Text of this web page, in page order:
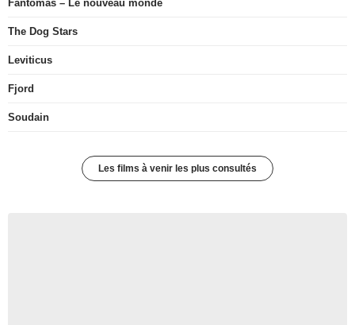
Fantômas – Le nouveau monde
The Dog Stars
Leviticus
Fjord
Soudain
Les films à venir les plus consultés